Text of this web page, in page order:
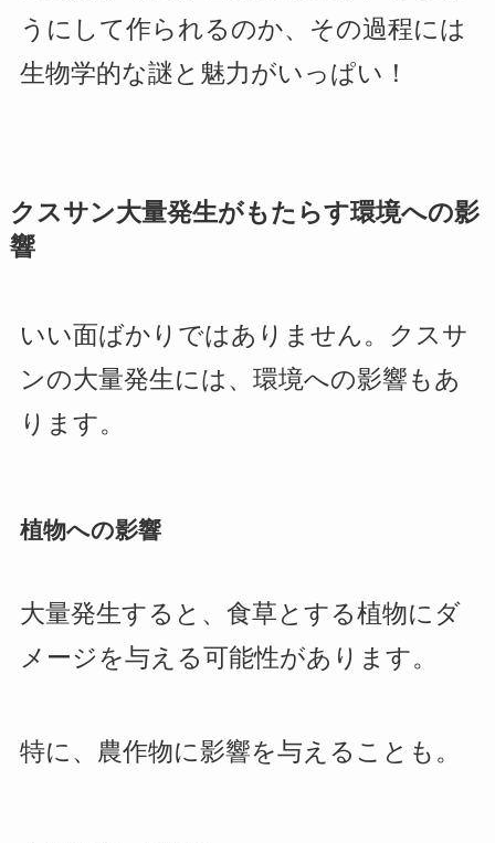
うにして作られるのか、その過程には
生物学的な謎と魅力がいっぱい！
クスサン大量発生がもたらす環境への影
響
いい面ばかりではありません。クスサ
ンの大量発生には、環境への影響もあ
ります。
植物への影響
大量発生すると、食草とする植物にダ
メージを与える可能性があります。
特に、農作物に影響を与えることも。